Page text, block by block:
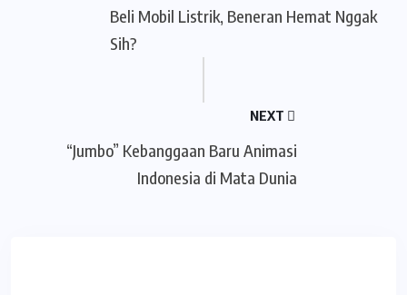
Beli Mobil Listrik, Beneran Hemat Nggak
Sih?
NEXT
“Jumbo” Kebanggaan Baru Animasi
Indonesia di Mata Dunia